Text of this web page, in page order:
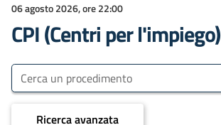
06 agosto 2026, ore 22:00
CPI (Centri per l'impiego)
Bandi e Servizi
Cerca un procedimento
Ricerca avanzata